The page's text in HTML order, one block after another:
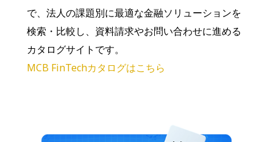
で、法人の課題別に最適な金融ソリューションを
検索・比較し、資料請求やお問い合わせに進める
カタログサイトです。
MCB FinTechカタログはこちら